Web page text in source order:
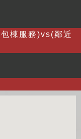
棟服務)vs(鄰近